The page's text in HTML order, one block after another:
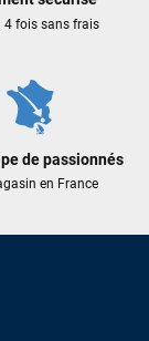
4 fois sans frais
de passionnés
en France
service.
état.